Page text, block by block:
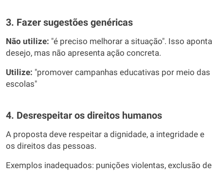
3. Fazer sugestões genéricas
Não utilize: "é preciso melhorar a situação". Isso aponta
desejo, mas não apresenta ação concreta.
Utilize: "promover campanhas educativas por meio das
escolas"
4. Desrespeitar os direitos humanos
A proposta deve respeitar a dignidade, a integridade e
os direitos das pessoas.
Exemplos inadequados: punições violentas, exclusão de